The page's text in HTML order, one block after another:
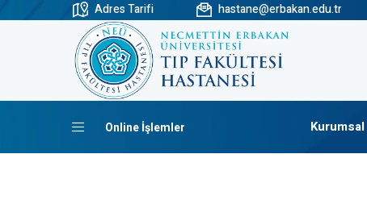
Adres Tarifi hastane@erbakan.edu.tr
Online İşlemler Kurumsal